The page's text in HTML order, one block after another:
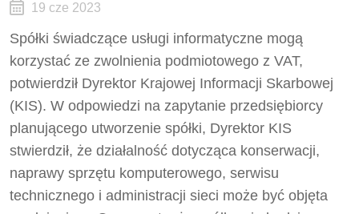
19 cze 2023
Spółki świadczące usługi informatyczne mogą
korzystać ze zwolnienia podmiotowego z VAT,
potwierdził Dyrektor Krajowej Informacji Skarbowej
(KIS). W odpowiedzi na zapytanie przedsiębiorcy
planującego utworzenie spółki, Dyrektor KIS
stwierdził, że działalność dotycząca konserwacji,
naprawy sprzętu komputerowego, serwisu
technicznego i administracji sieci może być objęta